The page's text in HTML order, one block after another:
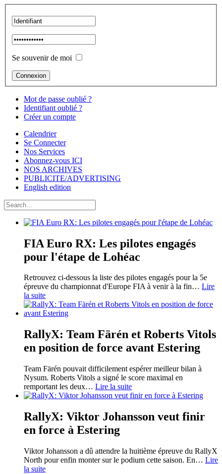
Se souvenir de moi
Mot de passe oublié ?
Identifiant oublié ?
Créer un compte
Calendrier
Se Connecter
Nos Services
Abonnez-vous ICI
NOS ARCHIVES
PUBLICITE/ADVERTISING
English edition
FIA Euro RX: Les pilotes engagés
pour l'étape de Lohéac
Retrouvez ci-dessous la liste des pilotes engagés pour la 5e
épreuve du championnat d'Europe FIA à venir à la fin… Lire
la suite
RallyX: Team Färén et Roberts Vitols
en position de force avant Estering
Team Färén pouvait difficilement espérer meilleur bilan à
Nysum. Roberts Vitols a signé le score maximal en
remportant les deux… Lire la suite
RallyX: Viktor Johansson veut finir
en force à Estering
Viktor Johansson a dû attendre la huitième épreuve du RallyX
North pour enfin monter sur le podium cette saison. En… Lire
la suite